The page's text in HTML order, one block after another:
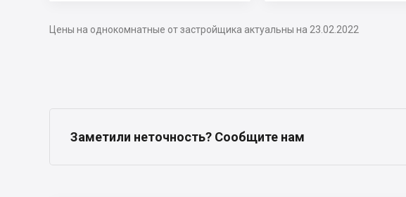
Цены на однокомнатные от застройщика актуальны на 23.02.2022
Заметили неточность? Сообщите нам